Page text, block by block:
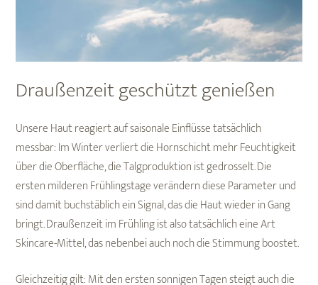
Draußenzeit geschützt genießen
Unsere Haut reagiert auf saisonale Einflüsse tatsächlich
messbar: Im Winter verliert die Hornschicht mehr Feuchtigkeit
über die Oberfläche, die Talgproduktion ist gedrosselt. Die
ersten milderen Frühlingstage verändern diese Parameter und
sind damit buchstäblich ein Signal, das die Haut wieder in Gang
bringt. Draußenzeit im Frühling ist also tatsächlich eine Art
Skincare-Mittel, das nebenbei auch noch die Stimmung boostet.
Gleichzeitig gilt: Mit den ersten sonnigen Tagen steigt auch die